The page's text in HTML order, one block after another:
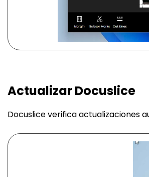
Actualizar Docuslice
Docuslice verifica actualizaciones